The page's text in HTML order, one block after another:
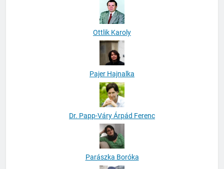
Ottlik Karoly
Pajer Hajnalka
Dr. Papp-Váry Árpád Ferenc
Parászka Boróka